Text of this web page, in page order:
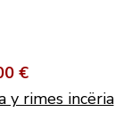
€
y rimes incëria